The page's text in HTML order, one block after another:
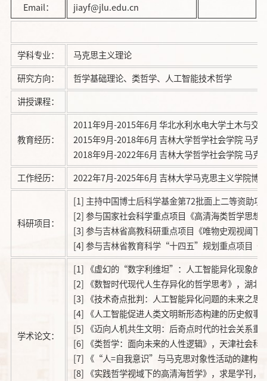
Email：
jiayf@jlu.edu.cn
学科专业：
马克思主义理论
研究方向：
哲学基础理论、类哲学、人工智能技术哲学
讲授课程：
教育经历：
2011年9月-2015年6月 华北水利水电大学土木与交
2015年9月-2018年6月 吉林大学哲学社会学院 马克
2018年9月-2022年6月 吉林大学哲学社会学院 马克
工作经历：
2022年7月-2025年6月 吉林大学马克思主义学院博
科研项目：
[1] 主持中国博士后科学基金第72批面上二等资助项
[2]参与国家社会科学重点项目《高清海类哲学思想
[3]参与吉林省高教科研重点项目《唯物史观视阈下
[4]参与吉林省教育科学 “十四五”规划重点项目《
学术论文：
[1] 《虚幻的“数字利维坦”：人工智能异化现象的
[2] 《数智时代现代人生存异化的哲学思考》，湖
[3] 《技术奇点批判：人工智能异化问题的未来之
[4] 《人工智能促进人类文明新形态构建的历史叙
[5] 《迈向人机共生文明：后奇点时代的社会关系重
[6] 《类哲学：面向未来的人性逻辑》，天津社会科
[7] 《“人=自我意识”与马克思对象性活动的建构
[8] 《实践哲学视域下的高清海哲学》，求是学刊